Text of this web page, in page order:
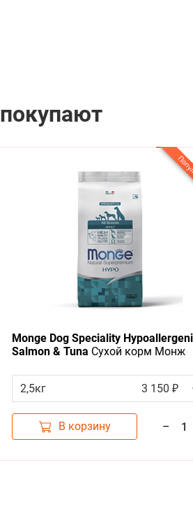
Monge Dog Speciality
Salmon & Tuna Сухой корм Монж
Гипоаллергенный Лосось с тунцом
2,5кг 3 150 ₽
В корзину – 1